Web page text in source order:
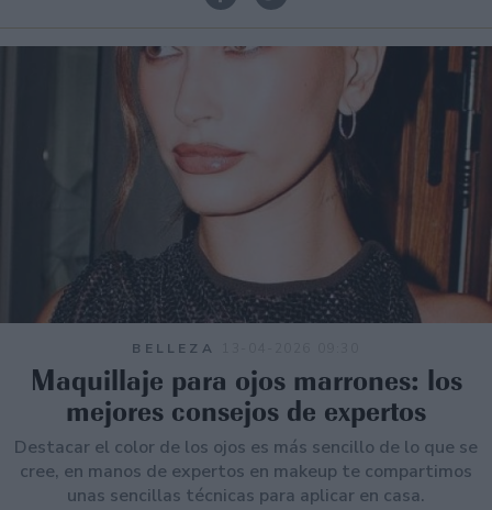
BELLEZA
Maquillaje para ojos marrones: los
mejores consejos de expertos
Destacar el color de los ojos es más sencillo de lo que se
cree, en manos de expertos en makeup te compartimos
unas sencillas técnicas para aplicar en casa.